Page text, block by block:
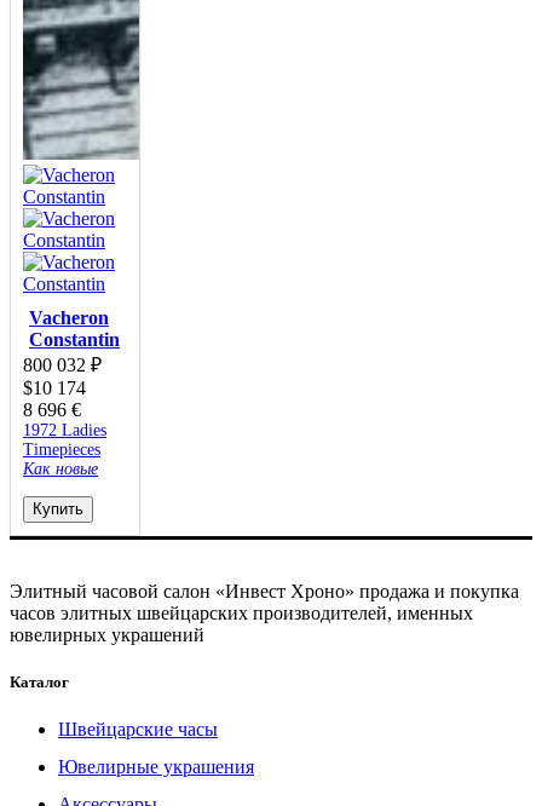
Vacheron
Constantin
800 032 ₽
$10 174
8 696 €
1972 Ladies
Timepieces
Как новые
Купить
Элитный часовой салон «Инвест Хроно» продажа и покупка
часов элитных швейцарских производителей, именных
ювелирных украшений
Каталог
Швейцарские часы
Ювелирные украшения